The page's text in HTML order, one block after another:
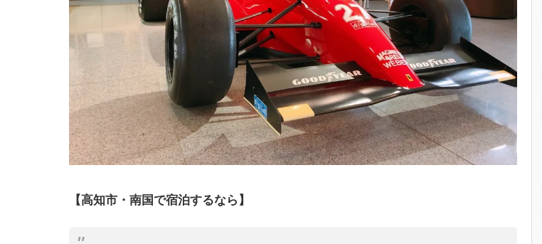
【高知市・南国で宿泊するなら】